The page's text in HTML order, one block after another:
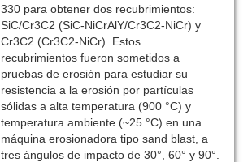
330 para obtener dos recubrimientos:
SiC/Cr3C2 (SiC-NiCrAlY/Cr3C2-NiCr) y
Cr3C2 (Cr3C2-NiCr). Estos
recubrimientos fueron sometidos a
pruebas de erosión para estudiar su
resistencia a la erosión por partículas
sólidas a alta temperatura (900 °C) y
temperatura ambiente (~25 °C) en una
máquina erosionadora tipo sand blast, a
tres ángulos de impacto de 30°, 60° y 90°.